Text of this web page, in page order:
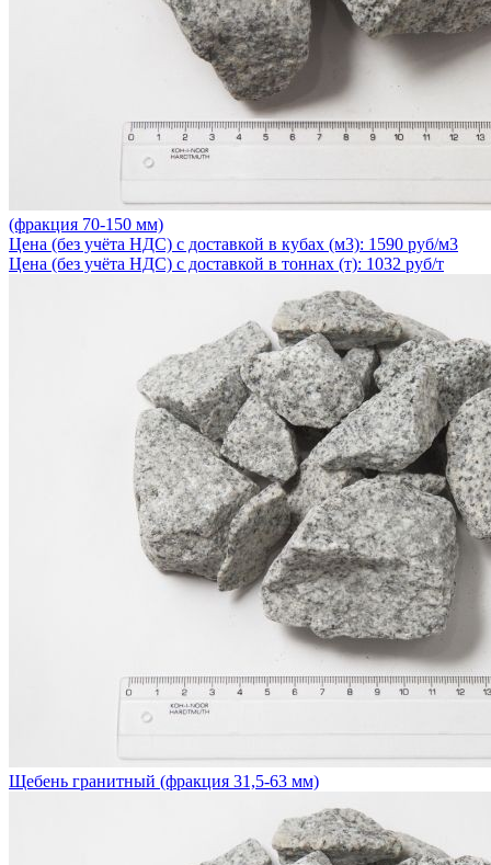
(фракция 70-150 мм)
Цена (без учёта НДС) с доставкой в кубах (м3): 1590 руб/м3
Цена (без учёта НДС) с доставкой в тоннах (т): 1032 руб/т
Щебень гранитный (фракция 31,5-63 мм)